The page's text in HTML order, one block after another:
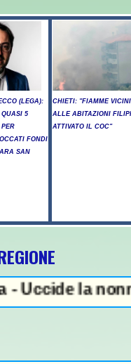
(LEGA):
5
FONDI
SAN
CHIETI: "FIAMME
ALLE ABITAZIONI
ATTIVATO IL COC"
la nonna a
-